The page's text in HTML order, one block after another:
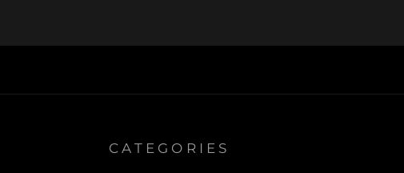
CATEGORIES